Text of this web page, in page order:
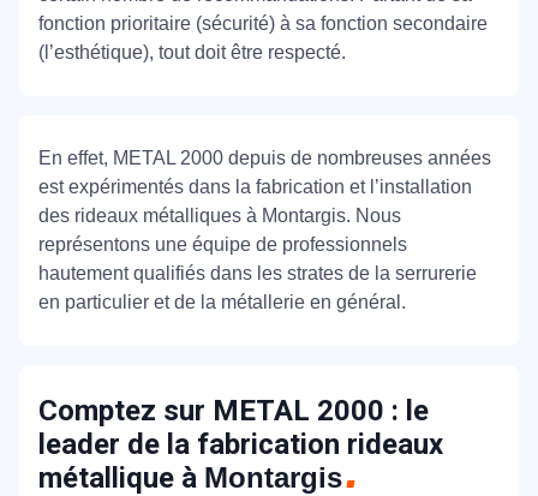
fonction prioritaire (sécurité) à sa fonction secondaire
(l’esthétique), tout doit être respecté.
En effet, METAL 2000 depuis de nombreuses années
est expérimentés dans la fabrication et l’installation
des rideaux métalliques à Montargis. Nous
représentons une équipe de professionnels
hautement qualifiés dans les strates de la serrurerie
en particulier et de la métallerie en général.
Comptez sur METAL 2000 : le
leader de la fabrication rideaux
métallique à Montargis